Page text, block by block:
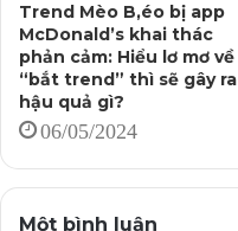
Trend Mèo B,éo bị app
McDonald’s khai thác
phản cảm: Hiểu lơ mơ về
“bắt trend” thì sẽ gây ra
hậu quả gì?
06/05/2024
Một bình luận